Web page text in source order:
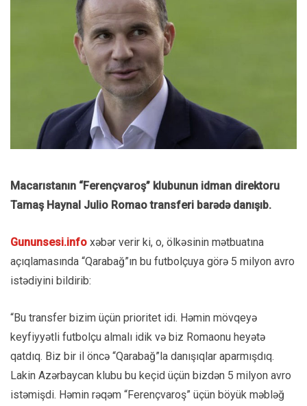
Macarıstanın “Ferençvaroş” klubunun idman direktoru
Tamaş Haynal Julio Romao transferi barədə danışıb.
Gununsesi.info xəbər verir ki, o, ölkəsinin mətbuatına
açıqlamasında “Qarabağ”ın bu futbolçuya görə 5 milyon avro
istədiyini bildirib:
“Bu transfer bizim üçün prioritet idi. Həmin mövqeyə
keyfiyyətli futbolçu almalı idik və biz Romaonu heyətə
qatdıq. Biz bir il öncə “Qarabağ”la danışıqlar aparmışdıq.
Lakin Azərbaycan klubu bu keçid üçün bizdən 5 milyon avro
istəmişdi. Həmin rəqəm “Ferençvaroş” üçün böyük məbləğ